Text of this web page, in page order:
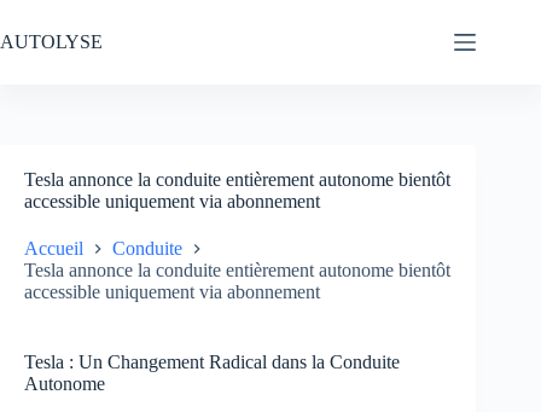
au
contenu
AUTOLYSE
Tesla annonce la conduite entièrement autonome bientôt
accessible uniquement via abonnement
Accueil
Conduite
Tesla annonce la conduite entièrement autonome bientôt
accessible uniquement via abonnement
Tesla : Un Changement Radical dans la Conduite
Autonome